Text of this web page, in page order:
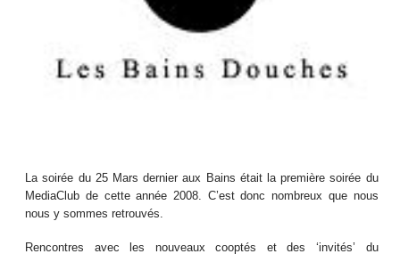
La soirée du 25 Mars dernier aux Bains était la première soirée du
MediaClub de cette année 2008. C’est donc nombreux que nous
nous y sommes retrouvés.
Rencontres avec les nouveaux cooptés et des ‘invités’ du